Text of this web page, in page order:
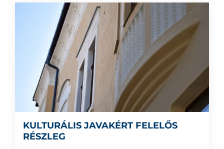
KULTURÁLIS JAVAKÉRT FELELŐS
RÉSZLEG